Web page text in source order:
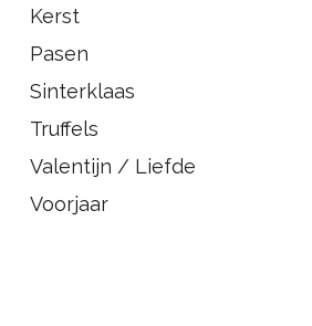
Kerst
Pasen
Sinterklaas
Truffels
Valentijn / Liefde
Voorjaar